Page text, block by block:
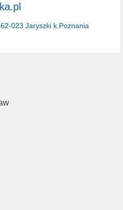
62-023 Jaryszki k.Poznania